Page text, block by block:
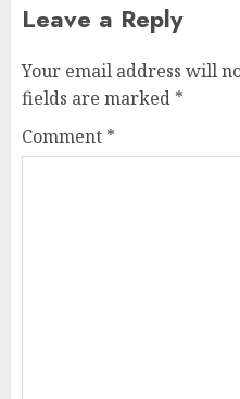
Leave a Reply
Your email address will
fields are marked *
Comment *